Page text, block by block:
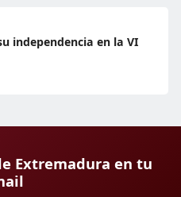
independencia en la VI
Extremadura en tu